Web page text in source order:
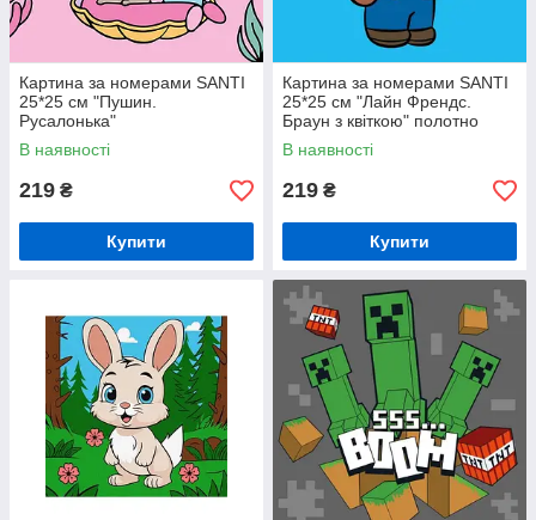
Картина за номерами SANTI
25*25 см "Пушин.
Русалонька"
В наявності
219 ₴
Купити
Картина за номерами SANTI
25*25 см "Лайн Френдс.
Браун з квіткою" полотно
кольорове
В наявності
219 ₴
Купити